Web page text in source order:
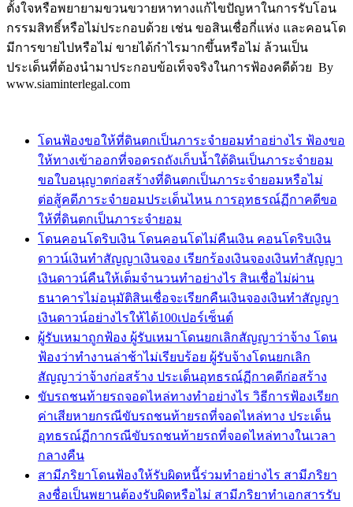
ตั้งใจหรือพยายามขวนขวายหาทางแก้ไขปัญหาในการรับโอน
กรรมสิทธิ์หรือไม่ประกอบด้วย เช่น ขอสินเชื่อกี่แห่ง และคอนโด
มีการขายไปหรือไม่ ขายได้กำไรมากขึ้นหรือไม่ ล้วนเป็น
ประเด็นที่ต้องนำมาประกอบข้อเท็จจริงในการฟ้องคดีด้วย By
www.siaminterlegal.com
โดนฟ้องขอให้ที่ดินตกเป็นภาระจำยอมทำอย่างไร ฟ้องขอ
ให้ทางเข้าออกที่จอดรถถังเก็บน้ำใต้ดินเป็นภาระจำยอม
ขอใบอนุญาตก่อสร้างที่ดินตกเป็นภาระจำยอมหรือไม่
ต่อสู้คดีภาระจำยอมประเด็นไหน การอุทธรณ์ฏีกาคดีขอ
ให้ที่ดินตกเป็นภาระจำยอม
โดนคอนโดริบเงิน โดนคอนโดไม่คืนเงิน คอนโดริบเงิน
ดาวน์เงินทำสัญญาเงินจอง เรียกร้องเงินจองเงินทำสัญญา
เงินดาวน์คืนให้เต็มจำนวนทำอย่างไร สินเชื่อไม่ผ่าน
ธนาคารไม่อนุมัติสินเชื่อจะเรียกคืนเงินจองเงินทำสัญญา
เงินดาวน์อย่างไรให้ได้100เปอร์เซ็นต์
ผู้รับเหมาถูกฟ้อง ผู้รับเหมาโดนยกเลิกสัญญาว่าจ้าง โดน
ฟ้องว่าทำงานล่าช้าไม่เรียบร้อย ผู้รับจ้างโดนยกเลิก
สัญญาว่าจ้างก่อสร้าง ประเด็นอุทธรณ์ฏีกาคดีก่อสร้าง
ขับรถชนท้ายรถจอดไหล่ทางทำอย่างไร วิธีการฟ้องเรียก
ค่าเสียหายกรณีขับรถชนท้ายรถที่จอดไหล่ทาง ประเด็น
อุทธรณ์ฏีกากรณีขับรถชนท้ายรถที่จอดไหล่ทางในเวลา
กลางคืน
สามีภริยาโดนฟ้องให้รับผิดหนี้ร่วมทำอย่างไร สามีภริยา
ลงชื่อเป็นพยานต้องรับผิดหรือไม่ สามีภริยาทำเอกสารรับ